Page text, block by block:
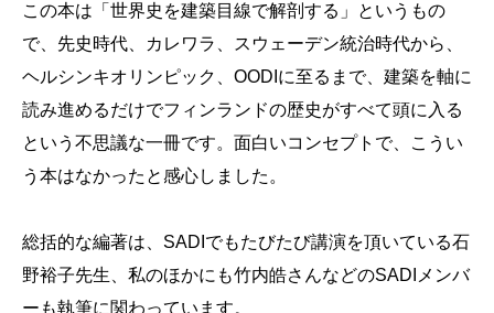
この本は「世界史を建築目線で解剖する」というもの
で、先史時代、カレワラ、スウェーデン統治時代から、
ヘルシンキオリンピック、OODIに至るまで、建築を軸に
読み進めるだけでフィンランドの歴史がすべて頭に入る
という不思議な一冊です。面白いコンセプトで、こうい
う本はなかったと感心しました。
総括的な編著は、SADIでもたびたび講演を頂いている石
野裕子先生、私のほかにも竹内皓さんなどのSADIメンバ
ーも執筆に関わっています。